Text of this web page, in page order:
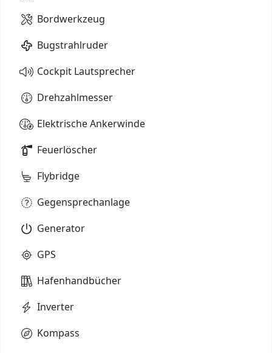
Bordwerkzeug
Bugstrahlruder
Cockpit Lautsprecher
Drehzahlmesser
Elektrische Ankerwinde
Feuerlöscher
Flybridge
Gegensprechanlage
Generator
GPS
Hafenhandbücher
Inverter
Kompass